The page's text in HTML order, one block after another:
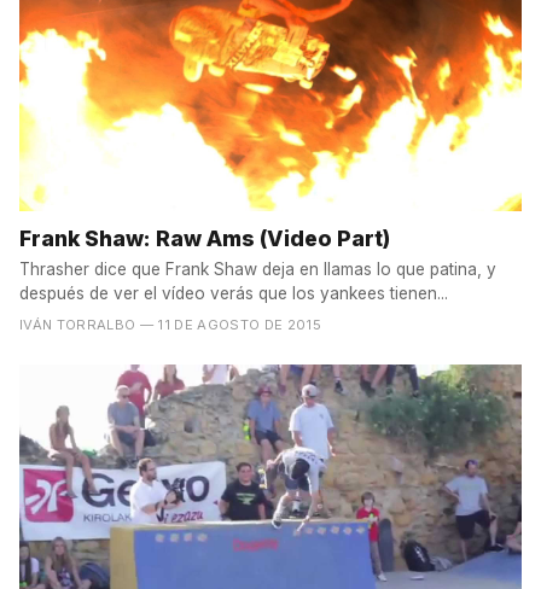
Frank Shaw: Raw Ams (Video Part)
Thrasher dice que Frank Shaw deja en llamas lo que patina, y
después de ver el vídeo verás que los yankees tienen...
IVÁN TORRALBO — 11 DE AGOSTO DE 2015